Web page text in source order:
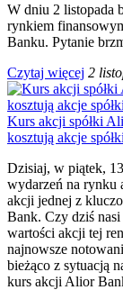
W dniu 2 listopada
rynkiem
Banku. Pytanie
Czytaj więcej 2
Kurs akcji spółki
kosztują akcje
Dzisiaj, w piątek,
wydarzeń na rynku
akcji jednej z
Bank. Czy dziś
wartości akcji tej
najnowsze
bieżąco z sytuacją
kurs akcji Alior